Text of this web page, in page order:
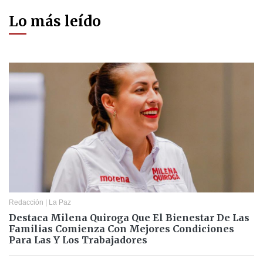
Lo más leído
Redacción | La Paz
Destaca Milena Quiroga Que El Bienestar De Las
Familias Comienza Con Mejores Condiciones
Para Las Y Los Trabajadores